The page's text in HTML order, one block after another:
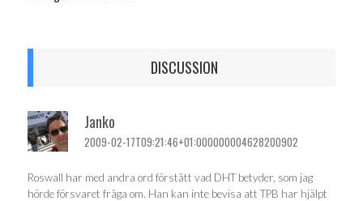
DISCUSSION
Janko
2009-02-17T09:21:46+01:000000004628200902
Roswall har med andra ord förstått vad DHT betyder, som jag
hörde försvaret fråga om. Han kan inte bevisa att TPB har hjälpt